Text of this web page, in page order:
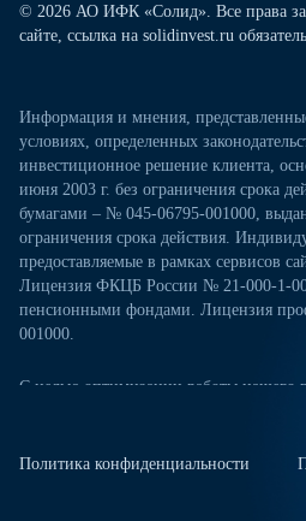
© 2026 АО ИФК «Солид». Все права
сайте, ссылка на solidinvest.ru
Информация и мнения,
условиях, определенных
инвестиционное решение клиента,
июня 2003 г. без ограничения срока
бумагами – № 045-06795-001000,
ограничения срока действия.
предоставляемые в рамках
Лицензия ФКЦБ России № 21-000-1-
пенсионными фондами. Лицензия
001000.
С целью оптимизации работы нашего
сайте. Куки-файлы — это небольшие
Политика конфиденциальности